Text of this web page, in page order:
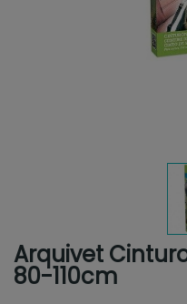
Arquivet
80-110cm